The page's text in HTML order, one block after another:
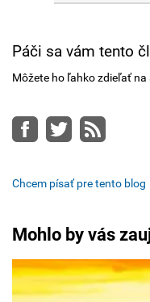
Páči sa vám tento
Môžete ho ľahko zdieľať
Facebook
Twitter
RSS
Chcem písať pre tento blog
Mohlo by vás